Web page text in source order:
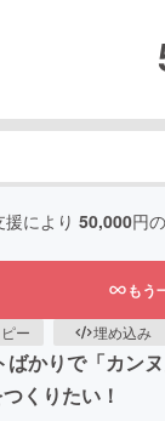
援により 50,000円
もう
ー 埋め込み
かりで「カ
くりたい！